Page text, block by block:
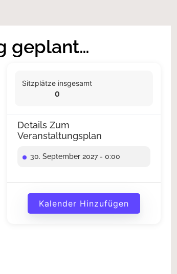
geplant…
Sitzplätze insgesamt
0
Details Zum
Veranstaltungsplan
30. September 2027 - 0:00
Kalender Hinzufügen